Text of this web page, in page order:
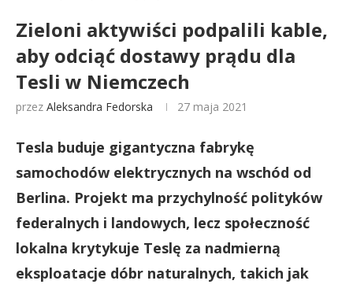
Zieloni aktywiści podpalili kable,
aby odciąć dostawy prądu dla
Tesli w Niemczech
przez Aleksandra Fedorska 27 maja 2021
Tesla buduje gigantyczna fabrykę
samochodów elektrycznych na wschód od
Berlina. Projekt ma przychylność polityków
federalnych i landowych, lecz społeczność
lokalna krytykuje Teslę za nadmierną
eksploatacje dóbr naturalnych, takich jak